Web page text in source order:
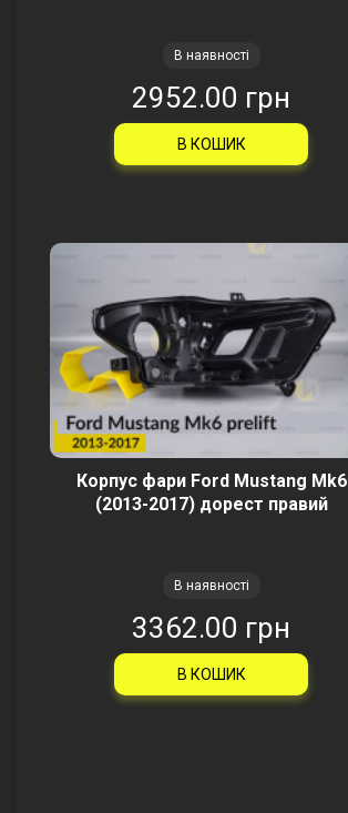
В наявності
2952.00 грн
В КОШИК
Корпус фари Ford Mustang Mk6
(2013-2017) дорест правий
В наявності
3362.00 грн
В КОШИК